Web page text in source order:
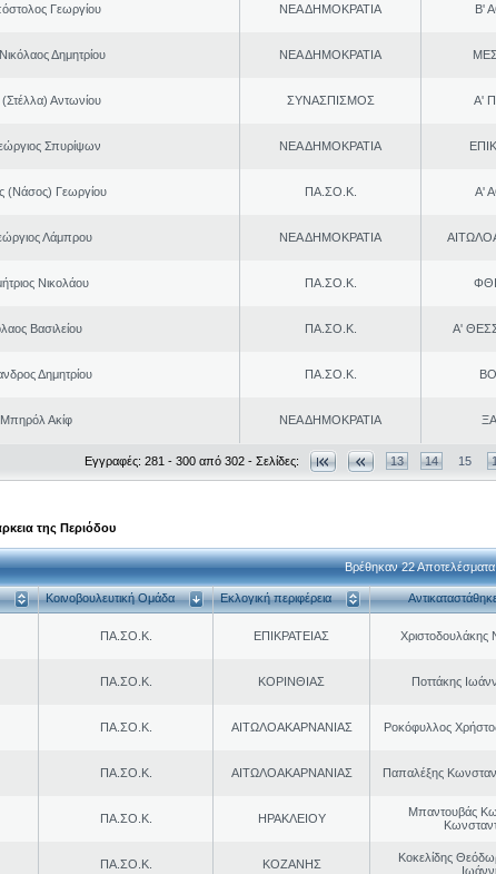
Γεωργίου ΝΕΑ ΔΗΜΟΚΡΑΤΙΑ Β'
Δημητρίου ΝΕΑ ΔΗΜΟΚΡΑΤΙΑ
(Στέλλα) Αντωνίου ΣΥΝΑΣΠΙΣΜΟΣ Α'
Σπυρίψων ΝΕΑ ΔΗΜΟΚΡΑΤΙΑ
(Νάσος) Γεωργίου ΠΑ.ΣΟ.Κ. Α'
Λάμπρου ΝΕΑ ΔΗΜΟΚΡΑΤΙΑ
Νικολάου ΠΑ.ΣΟ.Κ.
Βασιλείου ΠΑ.ΣΟ.Κ. Α'
Δημητρίου ΠΑ.ΣΟ.Κ.
Ακίφ ΝΕΑ ΔΗΜΟΚΡΑΤΙΑ
Εγγραφές: 281 - 300 από 302 - Σελίδες: 13 14 15
της Περιόδου
Βρέθηκαν 22
Κοινοβουλευτική Ομάδα Εκλογική περιφέρεια
ΠΑ.ΣΟ.Κ. ΕΠΙΚΡΑΤΕΙΑΣ Χριστοδουλάκης
ΠΑ.ΣΟ.Κ. ΚΟΡΙΝΘΙΑΣ Ποττάκης
ΠΑ.ΣΟ.Κ. ΑΙΤΩΛΟΑΚΑΡΝΑΝΙΑΣ Ροκόφυλλος
ΠΑ.ΣΟ.Κ. ΑΙΤΩΛΟΑΚΑΡΝΑΝΙΑΣ Παπαλέξης
ΠΑ.ΣΟ.Κ. ΗΡΑΚΛΕΙΟΥ
Μπαντουβάς
ΠΑ.ΣΟ.Κ. ΚΟΖΑΝΗΣ
Κοκελίδης